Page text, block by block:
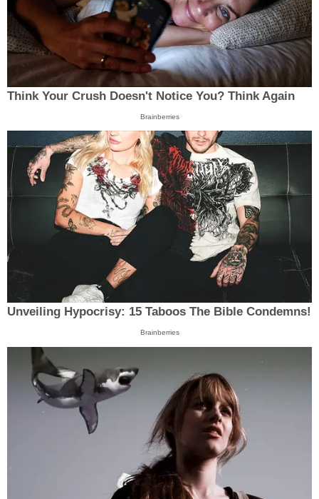
Think Your Crush Doesn't Notice You? Think Again
Brainberries
Unveiling Hypocrisy: 15 Taboos The Bible Condemns!
Brainberries